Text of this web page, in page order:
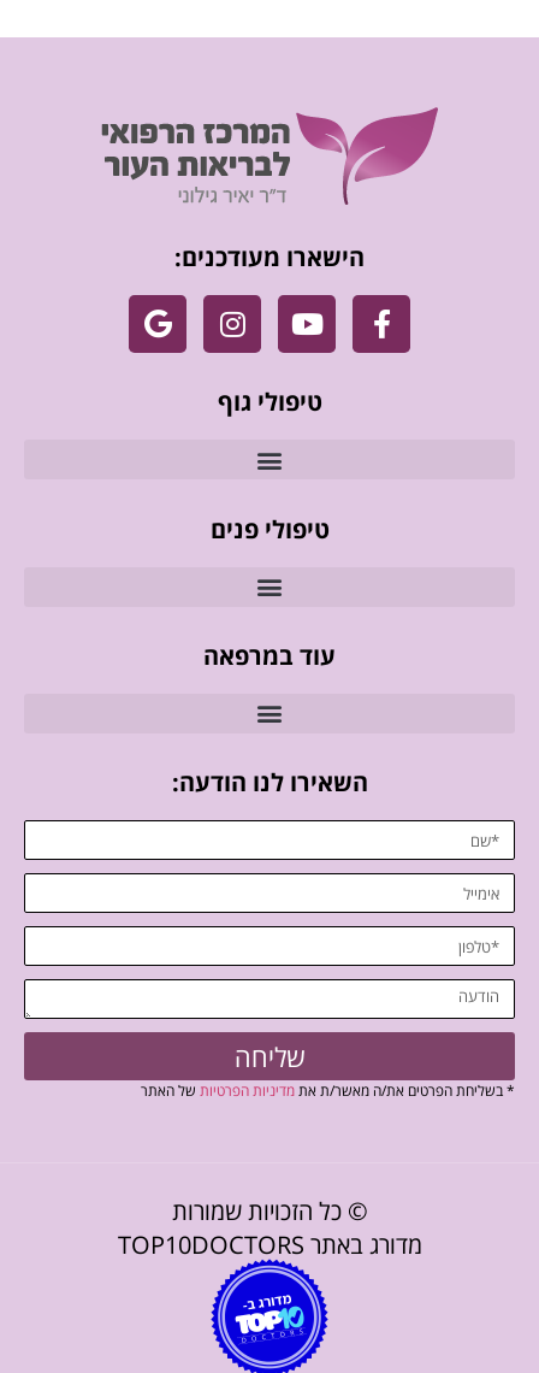
הישארו מעודכנים:
טיפולי גוף
טיפולי פנים
עוד במרפאה
השאירו לנו הודעה:
שליחה
* בשליחת הפרטים את/ה מאשר/ת אתמדיניות הפרטיות של האתר
© כל הזכויות שמורות
מדורג באתר TOP10DOCTORS